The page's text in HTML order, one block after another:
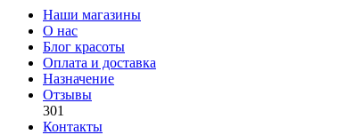
Наши магазины
О нас
Блог красоты
Оплата и доставка
Назначение
Отзывы
301
Контакты